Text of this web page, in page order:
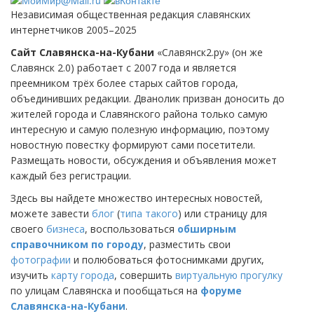
Независимая общественная редакция славянских
интернетчиков 2005–2025
Сайт Славянска-на-Кубани «Славянск2.ру» (он же
Славянск 2.0) работает с 2007 года и является
преемником трёх более старых сайтов города,
объединивших редакции. Дванолик призван доносить до
жителей города и Славянского района только самую
интересную и самую полезную информацию, поэтому
новостную повестку формируют сами посетители.
Размещать новости, обсуждения и объявления может
каждый без регистрации.
Здесь вы найдете множество интересных новостей,
можете завести блог (типа такого) или страницу для
своего бизнеса, воспользоваться обширным
справочником по городу, разместить свои
фотографии и полюбоваться фотоснимками других,
изучить карту города, совершить виртуальную прогулку
по улицам Славянска и пообщаться на форуме
Славянска-на-Кубани.